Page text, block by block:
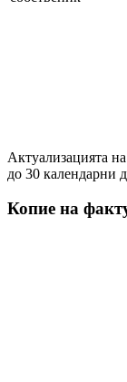
Актуализацията
до 30 календарни
Копие на